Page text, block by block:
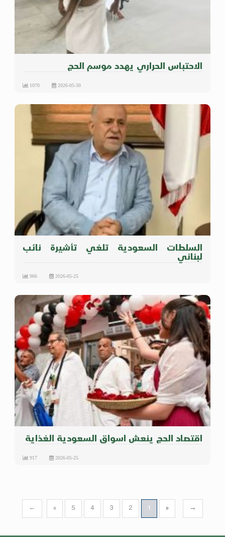
الاحتباس الحراري يهدد موسم الحج
2026-05-30
1070
السلطات السعودية تلغي تأشيرة نائب
لبناني
2026-05-25
966
اقتصاد الحج ينعش اسواق السعودية الغذاية
2026-05-25
917
→
»
1
2
3
4
5
«
←